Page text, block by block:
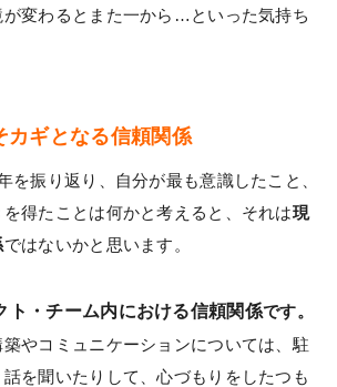
が変わるとまた一から…といった気持ち
カギとなる信頼関係
を振り返り、自分が最も意識したこと、
得たことは何かと考えると、それは現
ではないかと思います。
ト・チーム内における信頼関係です。
やコミュニケーションについては、駐
を聞いたりして、心づもりをしたつも